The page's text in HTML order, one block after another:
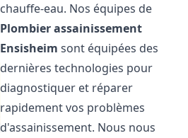
chauffe-eau. Nos équipes de
Plombier assainissement
Ensisheim sont équipées des
dernières technologies pour
diagnostiquer et réparer
rapidement vos problèmes
d'assainissement. Nous nous